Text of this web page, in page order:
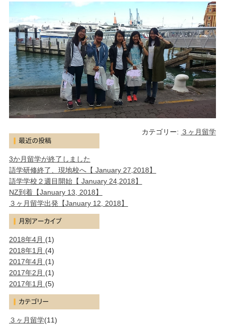
カテゴリー: ３ヶ月留学
3か月留学が終了しました
語学研修終了、現地校へ【 January 27,2018】
語学学校２週目開始【 January 24,2018】
NZ到着【January 13, 2018】
３ヶ月留学出発【January 12, 2018】
2018年4月 (1)
2018年1月 (4)
2017年4月 (1)
2017年2月 (1)
2017年1月 (5)
３ヶ月留学(11)